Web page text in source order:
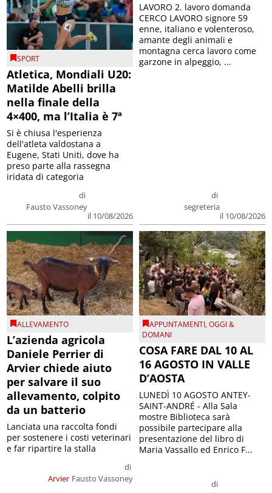
SPORT
Atletica, Mondiali U20:
Matilde Abelli brilla
nella finale della
4×400, ma l’Italia è 7ª
di
Fausto Vassoney
il 10/08/2026
Si è chiusa l'esperienza
dell'atleta valdostana a
Eugene, Stati Uniti, dove ha
preso parte alla rassegna
iridata di categoria
di
segreteria
il 10/08/2026
LAVORO 2. lavoro domanda
CERCO LAVORO signore 59
enne, italiano e volenteroso,
amante degli animali e
montagna cerca lavoro come
garzone in alpeggio, ...
ALLEVAMENTO
L’azienda agricola
Daniele Perrier di
Arvier chiede aiuto
per salvare il suo
allevamento, colpito
da un batterio
Arvier
di
Fausto Vassoney
Lanciata una raccolta fondi
per sostenere i costi veterinari
e far ripartire la stalla
APPUNTAMENTI,OGGI &
DOMANI
COSA FARE DAL 10 AL
16 AGOSTO IN VALLE
D’AOSTA
di
LUNEDÌ 10 AGOSTO ANTEY-
SAINT-ANDRÉ - Alla Sala
mostre Biblioteca sarà
possibile partecipare alla
presentazione del libro di
Maria Vassallo ed Enrico F...